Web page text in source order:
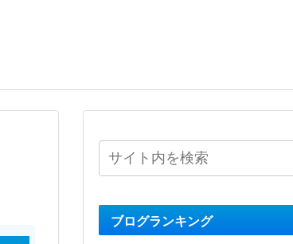
ブログランキング